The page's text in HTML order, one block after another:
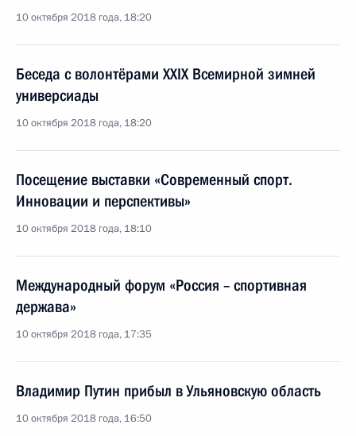
10 октября 2018 года, 18:20
Беседа с волонтёрами XXIX Всемирной зимней
универсиады
10 октября 2018 года, 18:20
Посещение выставки «Современный спорт.
Инновации и перспективы»
10 октября 2018 года, 18:10
Международный форум «Россия – спортивная
держава»
10 октября 2018 года, 17:35
Владимир Путин прибыл в Ульяновскую область
10 октября 2018 года, 16:50